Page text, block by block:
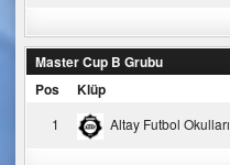
Master Cup B Grubu
Pos
Klüp
1 Altay Futbol Okulları